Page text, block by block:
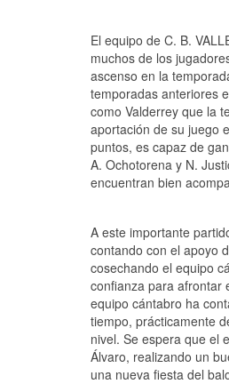
El equipo de C. B.
muchos de los
ascenso en la
temporadas anteriores
como Valderrey que la
aportación de su juego
puntos, es capaz de
A. Ochotorena y N.
encuentran bien
A este importante
contando con el apoyo
cosechando el equipo
confianza para afrontar
equipo cántabro ha
tiempo, prácticamente
nivel. Se espera que el
Álvaro, realizando un
una nueva fiesta del